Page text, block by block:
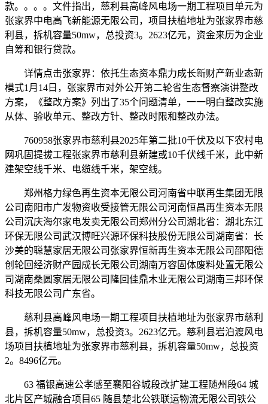
款。。。。文件指出，慈利县高峰风电场一期工程项目单元为
张家界中电高飞新能源无限公司，项目扶植地址为张家界市慈
利县，拆机容量50mw，总投资3。2623亿元，资金来历为企业
自筹和银行贷款。
详情点击张家界：依托生态资本鼎力成长新财产新业态新
模式1月14日，张家界市对外公开第二轮省生态督察演讲整改
方案，《整改方案》列出了35个问题清单，一一明白整改实施
从体、验收单元、整改方针、整改时限和整改办法。
760958张家界市慈利县2025年第二批10千伏及以下农村电
网巩固提拔工程张家界市慈利县新建或10千伏线千米，此中新
建架空线千米、电缆线千米，架空线。
郑州格力绿色再生资本无限公司河南省中联再生集团无限
公司南阳市广发物资收受接管无限公司河南恒昌再生资本无限
公司沉庆海尔家电发卖无限公司郑州分公司湖北省：湖北东江
环保无限公司武汉博旺兴源环保科技股份无限公司湖南省：长
沙美的聪慧家居无限公司张家界恒新再生资本无限公司邵阳德
创轮回经济财产园成长无限公司湖南万容固体废料处置无限公
司湖南桑圆家居无限公司隆回佳鼎木业无限公司湖南三邦环保
科技无限公司广东省。
慈利县高峰风电场一期工程项目扶植地址为张家界市慈利
县，拆机容量50mw，总投资3。2623亿元。慈利县岩泊渡风电
场项目扶植地址为张家界市慈利县，拆机容量50mw，总投资
2。8496亿元。
63 福银高速公孝感至襄阳谷城段改扩建工程随州段64 城
北片区产城融合项目65 随县楚北公铁联运物流无限公司铁公